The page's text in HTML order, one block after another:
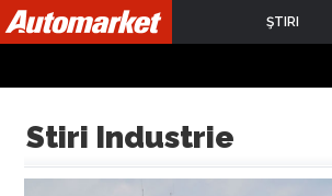
ŞTIRI
Stiri Industrie